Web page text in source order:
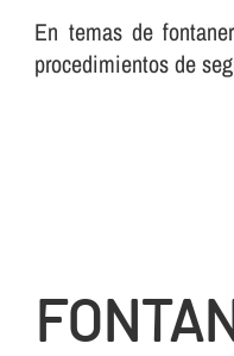
En temas de
procedimientos de